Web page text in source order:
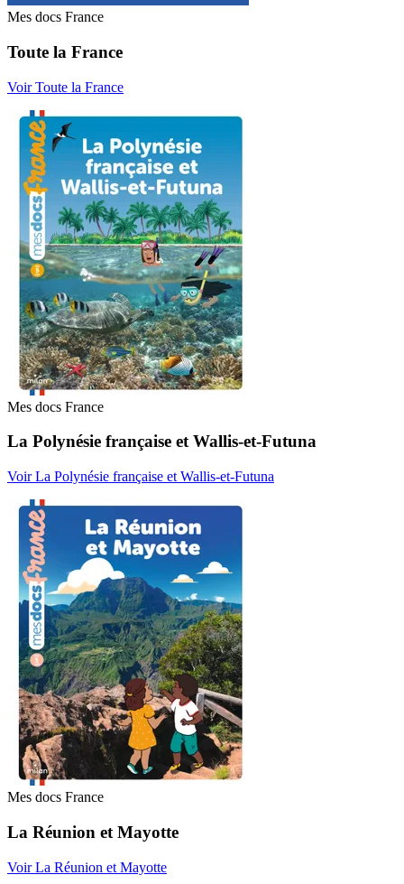
Mes docs France
Toute la France
Voir Toute la France
Mes docs France
La Polynésie française et Wallis-et-Futuna
Voir La Polynésie française et Wallis-et-Futuna
Mes docs France
La Réunion et Mayotte
Voir La Réunion et Mayotte